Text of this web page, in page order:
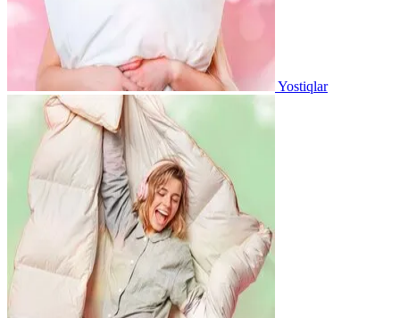
Yostiqlar